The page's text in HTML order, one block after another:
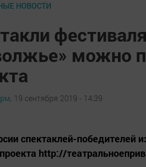
НОВОСТИ
можно
19 сентября 2019 - 14:39
спектаклей-победителей
http://